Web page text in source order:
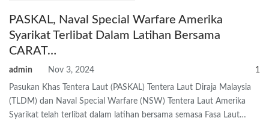
PASKAL, Naval Special Warfare Amerika
Syarikat Terlibat Dalam Latihan Bersama
CARAT…
admin Nov 3, 2024 1
Pasukan Khas Tentera Laut (PASKAL) Tentera Laut Diraja Malaysia
(TLDM) dan Naval Special Warfare (NSW) Tentera Laut Amerika
Syarikat telah terlibat dalam latihan bersama semasa Fasa Laut…